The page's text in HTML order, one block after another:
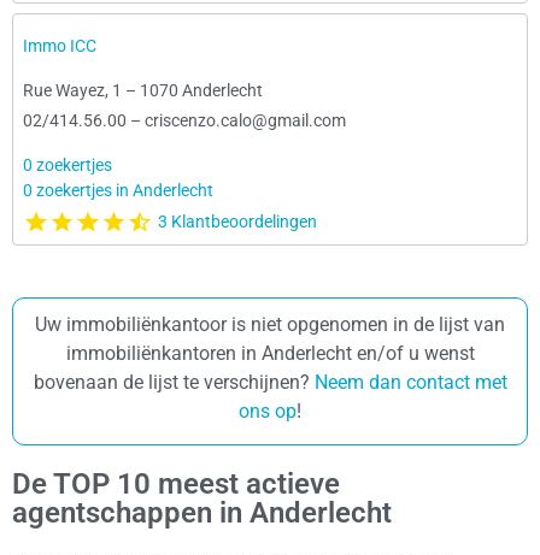
Immo ICC
Rue Wayez, 1 – 1070 Anderlecht
02/414.56.00 – criscenzo.calo@gmail.com
0 zoekertjes
0 zoekertjes in Anderlecht
3 Klantbeoordelingen
Uw immobiliënkantoor is niet opgenomen in de lijst van
immobiliënkantoren in Anderlecht en/of u wenst
bovenaan de lijst te verschijnen? Neem dan contact met
ons op!
De TOP 10 meest actieve
agentschappen in Anderlecht